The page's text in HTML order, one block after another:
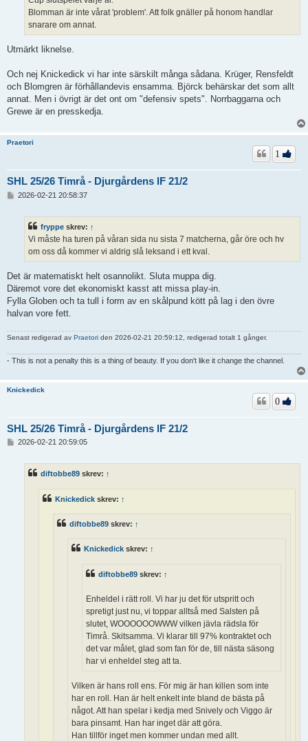
Blomman är inte vårat 'problem'. Att folk gnäller på honom handlar
snarare om annat.
Utmärkt liknelse.
Och nej Knickedick vi har inte särskilt många sådana. Krüger, Rensfeldt
och Blomgren är förhållandevis ensamma. Björck behärskar det som allt
annat. Men i övrigt är det ont om "defensiv spets". Norrbaggarna och
Grewe är en presskedja.
Praetori
SHL 25/26 Timrå - Djurgårdens IF 21/2
1
2026-02-21 20:58:37
fryppe skrev: ↑
Vi måste ha turen på våran sida nu sista 7 matcherna, går öre och hv
om oss då kommer vi aldrig slå leksand i ett kval.
Det är matematiskt helt osannolikt. Sluta muppa dig.
Däremot vore det ekonomiskt kasst att missa play-in.
Fylla Globen och ta tull i form av en skålpund kött på lag i den övre
halvan vore fett.
Senast redigerad av Praetori den 2026-02-21 20:59:12, redigerad totalt 1 gånger.
- This is not a penalty this is a thing of beauty. If you don't like it change the channel.
Knickedick
SHL 25/26 Timrå - Djurgårdens IF 21/2
0
2026-02-21 20:59:05
diftobbe89 skrev: ↑
Knickedick skrev: ↑
diftobbe89 skrev: ↑
Knickedick skrev: ↑
diftobbe89 skrev: ↑
Enheldel i rätt roll. Vi har ju det för utspritt och
spretigt just nu, vi toppar alltså med Salsten på
slutet, WOOOOOOWWW vilken jävla rädsla för
Timrå. Skitsamma. Vi klarar till 97% kontraktet och
det var målet, glad som fan för de, till nästa säsong
har vi enheldel steg att ta.
Vilken är hans roll ens. För mig är han killen som inte
har en roll. Han är helt enkelt inte bland de bästa på
något. Att han spelar i kedja med Snively och Viggo är
bara pinsamt. Han har inget där att göra.
Han tillför inget men kommer undan med allt.